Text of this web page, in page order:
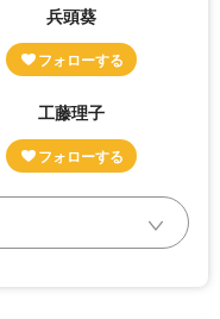
兵頭葵
工藤理子